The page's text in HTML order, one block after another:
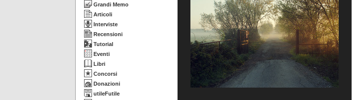
Grandi Memo
Articoli
Interviste
Recensioni
Tutorial
Eventi
Libri
Concorsi
Donazioni
utileFutile